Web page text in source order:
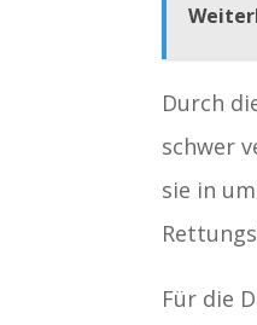
Durch
schwer
sie in
Für die